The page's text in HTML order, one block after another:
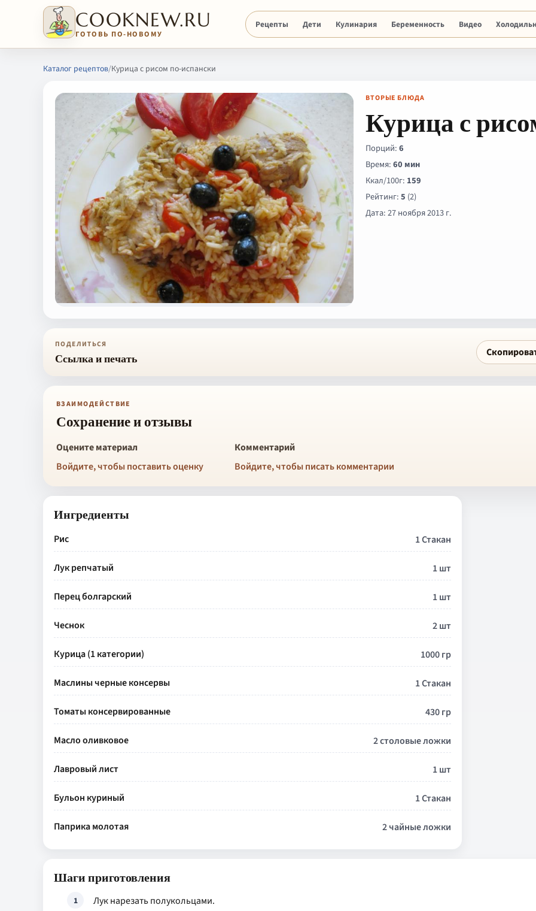
COOKNEW.RU
ГОТОВЬ ПО-НОВОМУ
Рецепты Дети Кулинария Беременность Видео
Каталог рецептов/Курица с рисом по-испански
ВТОРЫЕ БЛЮДА
Курица с
Порций:6
Время:60 мин
Ккал/100г: 159
Рейтинг:5 (2)
Дата: 27 ноября 2013 г.
ПОДЕЛИТЬСЯ
Ссылка и печать
ВЗАИМОДЕЙСТВИЕ
Сохранение и отзывы
Оцените материал
Войдите, чтобы поставить оценку
Комментарий
Войдите, чтобы писать комментарии
Ингредиенты
Рис 1 Стакан
Лук репчатый 1 шт
Перец болгарский 1 шт
Чеснок 2 шт
Курица (1 категории) 1000 гр
Маслины черные консервы 1 Стакан
Томаты консервированные 430 гр
Масло оливковое 2 столовые ложки
Лавровый лист 1 шт
Бульон куриный 1 Стакан
Паприка молотая 2 чайные ложки
Шаги приготовления
1 Лук нарезать полукольцами.